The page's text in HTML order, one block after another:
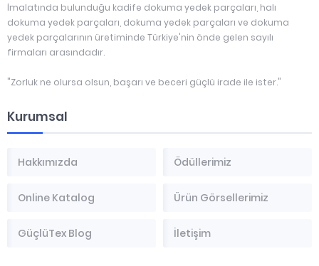
İmalatında bulunduğu kadife dokuma yedek parçaları, halı
dokuma yedek parçaları, dokuma yedek parçaları ve dokuma
yedek parçalarının üretiminde Türkiye'nin önde gelen sayılı
firmaları arasındadır.
"Zorluk ne olursa olsun, başarı ve beceri güçlü irade ile ister."
Kurumsal
Hakkımızda Ödüllerimiz
Online Katalog Ürün Görsellerimiz
GüçlüTex Blog İletişim